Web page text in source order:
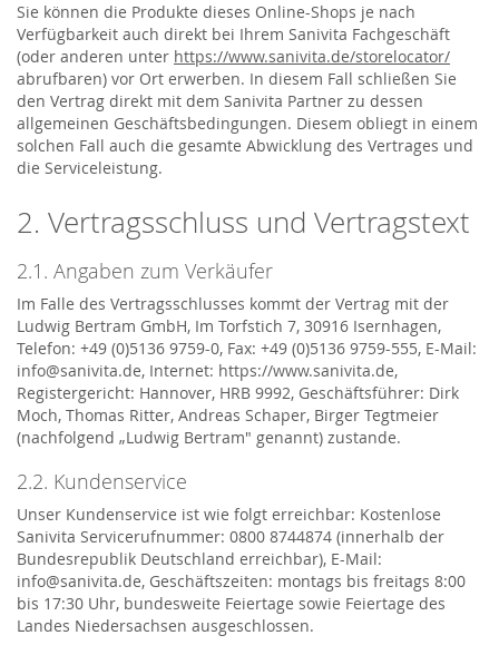
Sie können die Produkte dieses Online-Shops je nach
Verfügbarkeit auch direkt bei Ihrem Sanivita Fachgeschäft
(oder anderen unter https://www.sanivita.de/storelocator/
abrufbaren) vor Ort erwerben. In diesem Fall schließen Sie
den Vertrag direkt mit dem Sanivita Partner zu dessen
allgemeinen Geschäftsbedingungen. Diesem obliegt in einem
solchen Fall auch die gesamte Abwicklung des Vertrages und
die Serviceleistung.
2. Vertragsschluss und Vertragstext
2.1. Angaben zum Verkäufer
Im Falle des Vertragsschlusses kommt der Vertrag mit der
Ludwig Bertram GmbH, Im Torfstich 7, 30916 Isernhagen,
Telefon: +49 (0)5136 9759-0, Fax: +49 (0)5136 9759-555, E-Mail:
info@sanivita.de, Internet: https://www.sanivita.de,
Registergericht: Hannover, HRB 9992, Geschäftsführer: Dirk
Moch, Thomas Ritter, Andreas Schaper, Birger Tegtmeier
(nachfolgend „Ludwig Bertram" genannt) zustande.
2.2. Kundenservice
Unser Kundenservice ist wie folgt erreichbar: Kostenlose
Sanivita Servicerufnummer: 0800 8744874 (innerhalb der
Bundesrepublik Deutschland erreichbar), E-Mail:
info@sanivita.de, Geschäftszeiten: montags bis freitags 8:00
bis 17:30 Uhr, bundesweite Feiertage sowie Feiertage des
Landes Niedersachsen ausgeschlossen.